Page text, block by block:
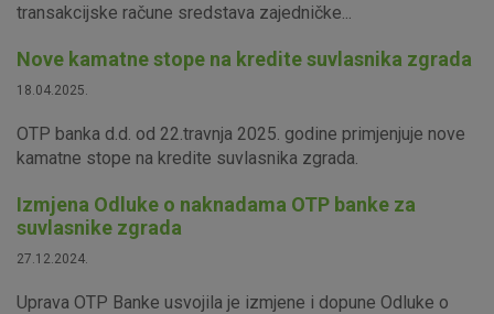
transakcijske račune sredstava zajedničke...
Nove kamatne stope na kredite suvlasnika zgrada
18.04.2025.
OTP banka d.d. od 22.travnja 2025. godine primjenjuje nove
kamatne stope na kredite suvlasnika zgrada.
Izmjena Odluke o naknadama OTP banke za
suvlasnike zgrada
27.12.2024.
Uprava OTP Banke usvojila je izmjene i dopune Odluke o